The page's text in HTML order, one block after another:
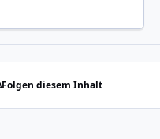
Folgen diesem Inhalt